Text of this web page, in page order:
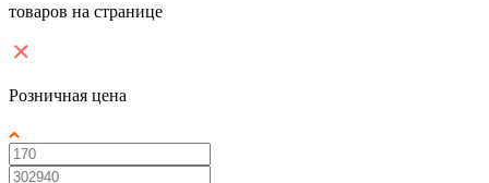
товаров на странице
Розничная цена